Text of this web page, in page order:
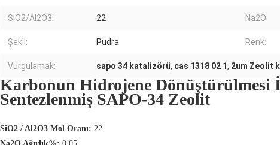
SiO2/Al2O3: 22 Na2O:
Şekil: Pudra Renk:
Vurgulamak: sapo 34 katalizörü, cas 1318 02 1, 2um Zeolit
Karbonun Hidrojene Dönüştürülmesi
Sentezlenmiş SAPO-34 Zeolit
SiO2 / Al2O3 Mol Oranı: 22